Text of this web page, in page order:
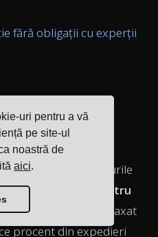
uri pentru a vă
pe site-ul
noastră de
aici.
fără obligații cu experții
și
reușită dacă mărfurile
de reclamații pentru
este un KPI axat
procent din expedieri